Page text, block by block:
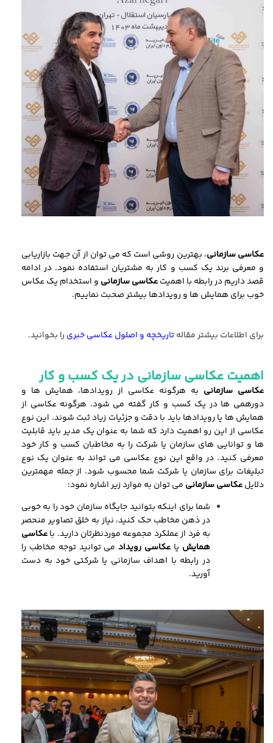
عکاسی سازمانی، بهترین روشی است که می توان از آن جهت بازاریابی
و معرفی برند یک کسب و کار به مشتریان استفاده نمود. در ادامه
قصد داریم در رابطه با اهمیتعکاسی سازمانی و استخدام یک عکاس
خوب برای همایش ها و رویدادها بیشتر صحبت نماییم.
برای اطلاعات بیشتر مقالهتاریخچه و اصلول عکاسی خبری را بخوانید.
اهمیتعکاسی سازمانی در یک کسب و کار
عکاسی سازمانی به هرگونه عکاسی از رویدادها، همایش ها و
دورهمی ها در یک کسب و کار گفته می شود. هرگونه عکاسی از
همایش ها یا رویدادها باید با دقت و جزئیات زیاد ثبت شوند. این نوع
عکاسی از این رو اهمیت دارد که شما به عنوان یک مدیر باید قابلیت
ها و توانایی های سازمان یا شرکت را به مخاطبان کسب و کار خود
معرفی کنید. در واقع این نوع عکاسی می تواند به عنوان یک نوع
تبلیغات برای سازمان یا شرکت شما محسوب شود. از جمله مهمترین
دلایلعکاسی سازمانی می توان به موارد زیر اشاره نمود:
شما برای اینکه بتوانید جایگاه سازمان خود را به خوبی
در ذهن مخاطب حک کنید، نیاز به خلق تصاویر منحصر
به فرد از عملکرد مجموعه موردنظرتان دارید. باعکاسی
همایش یا عکاسی رویدادمی توانید توجه مخاطب را
در رابطه با اهداف سازمانی یا شرکتی خود به دست
آورید.